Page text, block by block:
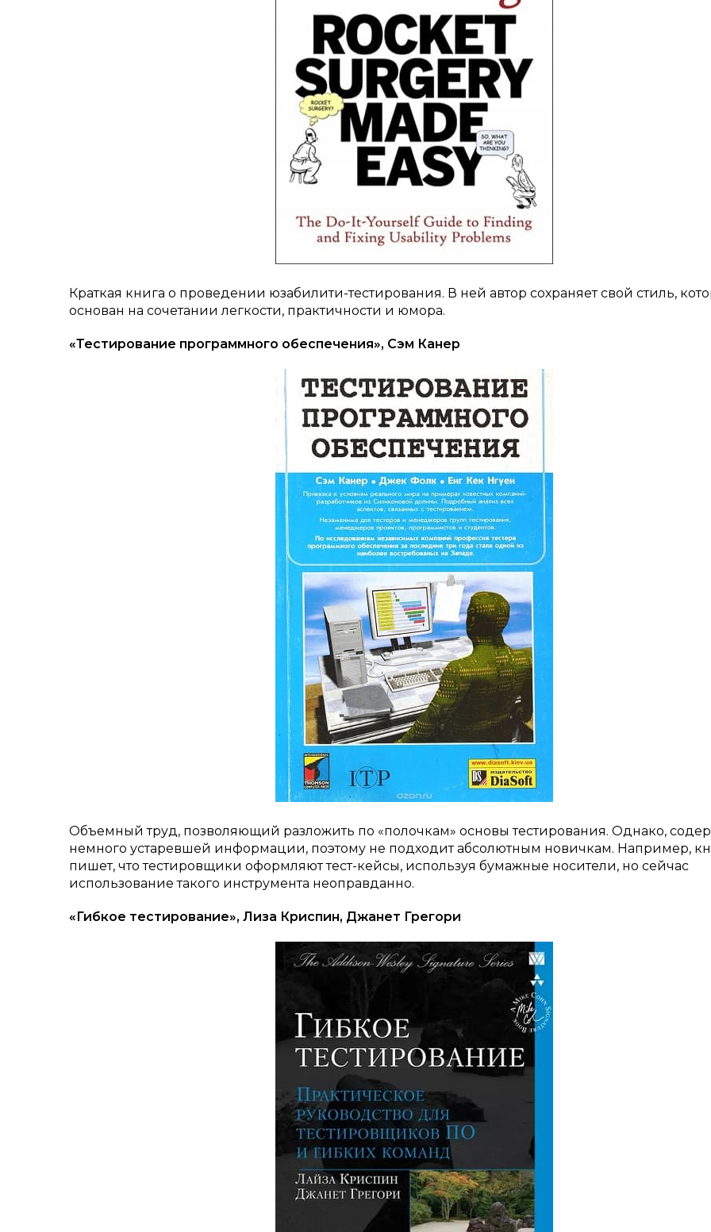
Краткая книга о проведении юзабилити-тестирования. В ней автор сохраняет свой стиль,
основан на сочетании легкости, практичности и юмора.
«Тестирование программного обеспечения», Сэм Канер
Объемный труд, позволяющий разложить по «полочкам» основы тестирования. Однако,
немного устаревшей информации, поэтому не подходит абсолютным новичкам. Например,
пишет, что тестировщики оформляют тест-кейсы, используя бумажные носители, но сейчас
использование такого инструмента неоправданно.
«Гибкое тестирование», Лиза Криспин, Джанет Грегори